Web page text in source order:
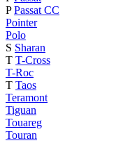
P Passat CC
Pointer
Polo
S Sharan
T T-Cross
T-Roc
T Taos
Teramont
Tiguan
Touareg
Touran